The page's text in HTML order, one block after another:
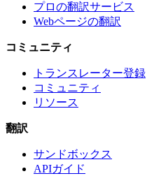
プロの翻訳サービス
Webページの翻訳
コミュニティ
トランスレーター登録
コミュニティ
リソース
翻訳
サンドボックス
APIガイド